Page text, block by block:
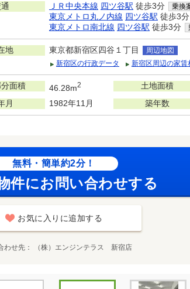
ＪＲ中央本線 四ツ谷駅 徒歩3分 乗換
東京メトロ丸ノ内線 四ツ谷駅 徒歩3分
東京メトロ南北線 四ツ谷駅 徒歩3分
地 東京都新宿区四谷１丁目
周辺地図
新宿区の行政データ
新宿区周辺の家賃
面積 46.28m2 土地面積
月
1982年11月 築年数
無料・簡単約2分！
件にお問い合わせする
お気に入りに追加する
わせ先 （株）エンジンテラス 新宿店